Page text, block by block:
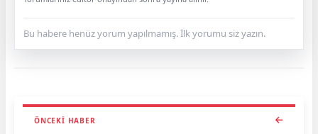
Bu habere henüz yorum yapılmamış. İlk yorumu siz yazın.
ÖNCEKI HABER